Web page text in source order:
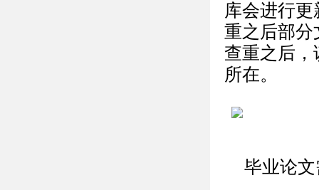
库会进行
重之后部分
查重之后，
所在。
毕业论